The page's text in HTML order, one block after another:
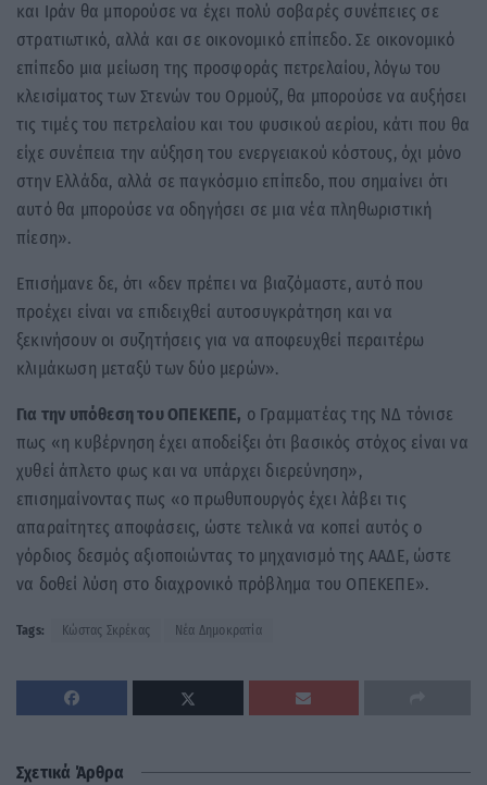
και Ιράν θα μπορούσε να έχει πολύ σοβαρές συνέπειες σε
στρατιωτικό, αλλά και σε οικονομικό επίπεδο. Σε οικονομικό
επίπεδο μια μείωση της προσφοράς πετρελαίου, λόγω του
κλεισίματος των Στενών του Ορμούζ, θα μπορούσε να αυξήσει
τις τιμές του πετρελαίου και του φυσικού αερίου, κάτι που θα
είχε συνέπεια την αύξηση του ενεργειακού κόστους, όχι μόνο
στην Ελλάδα, αλλά σε παγκόσμιο επίπεδο, που σημαίνει ότι
αυτό θα μπορούσε να οδηγήσει σε μια νέα πληθωριστική
πίεση».
Επισήμανε δε, ότι «δεν πρέπει να βιαζόμαστε, αυτό που
προέχει είναι να επιδειχθεί αυτοσυγκράτηση και να
ξεκινήσουν οι συζητήσεις για να αποφευχθεί περαιτέρω
κλιμάκωση μεταξύ των δύο μερών».
Για την υπόθεση του ΟΠΕΚΕΠΕ, ο Γραμματέας της ΝΔ τόνισε
πως «η κυβέρνηση έχει αποδείξει ότι βασικός στόχος είναι να
χυθεί άπλετο φως και να υπάρχει διερεύνηση»,
επισημαίνοντας πως «ο πρωθυπουργός έχει λάβει τις
απαραίτητες αποφάσεις, ώστε τελικά να κοπεί αυτός ο
γόρδιος δεσμός αξιοποιώντας το μηχανισμό της ΑΑΔΕ, ώστε
να δοθεί λύση στο διαχρονικό πρόβλημα του ΟΠΕΚΕΠΕ».
Tags: Κώστας Σκρέκας Νέα Δημοκρατία
Σχετικά Άρθρα